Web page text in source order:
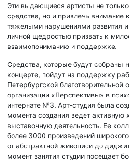
Эти выдающиеся артисты не только
средства, но и привлечь внимание
тяжелыми нарушениями развития
личной щедростью призвать к
взаимопониманию и поддержке.
Средства, которые будут собраны
концерте, пойдут на поддержку
Петербургской благотворительной
организации «Перспективы» в
интернате №3. Арт-студия была
момента создания ведет активную
выставочную деятельность. Ее
более 3000 произведений
от абстрактной живописи до
момент занятия студии посещает